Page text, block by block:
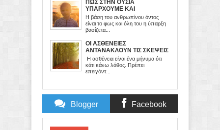
ΠΩΣ ΣΤΗΝ ΟΥΣΙΑ
ΥΠΑΡΧΟΥΜΕ ΚΑΙ
ΛΕΙΤΟΥΡΓΟΥΜΕ
Η βάση του ανθρωπίνου όντος
είναι το φως και όλη του η ύπαρξη
βασίζετα...
ΟΙ ΑΣΘΕΝΕΙΕΣ
ΑΝΤΑΝΑΚΛΟΥΝ ΤΙΣ ΣΚΕΨΕΙΣ
ΚΑΙ ΤΑ ΣΥΝΑΙΣΘΗΜΑΤΑ ΜΑΣ
Η ασθένεια είναι ένα μήνυμα ότι
κάτι κάνω λάθος. Πρέπει
επειγόντ...
Blogger Facebook